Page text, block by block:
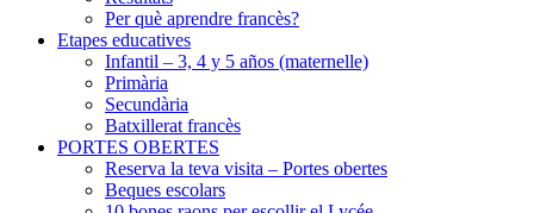
Per què aprendre francès?
Etapes educatives
Infantil – 3, 4 y 5 años (maternelle)
Primària
Secundària
Batxillerat francès
PORTES OBERTES
Reserva la teva visita – Portes obertes
Beques escolars